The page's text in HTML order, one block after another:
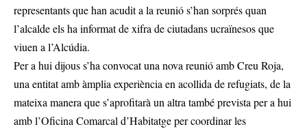
representants que han acudit a la reunió s’han sorprés quan
l’alcalde els ha informat de xifra de ciutadans ucraïnesos que
viuen a l’Alcúdia.
Per a hui dijous s’ha convocat una nova reunió amb Creu Roja,
una entitat amb àmplia experiència en acollida de refugiats, de la
mateixa manera que s’aprofitarà un altra també prevista per a hui
amb l’Oficina Comarcal d’Habitatge per coordinar les